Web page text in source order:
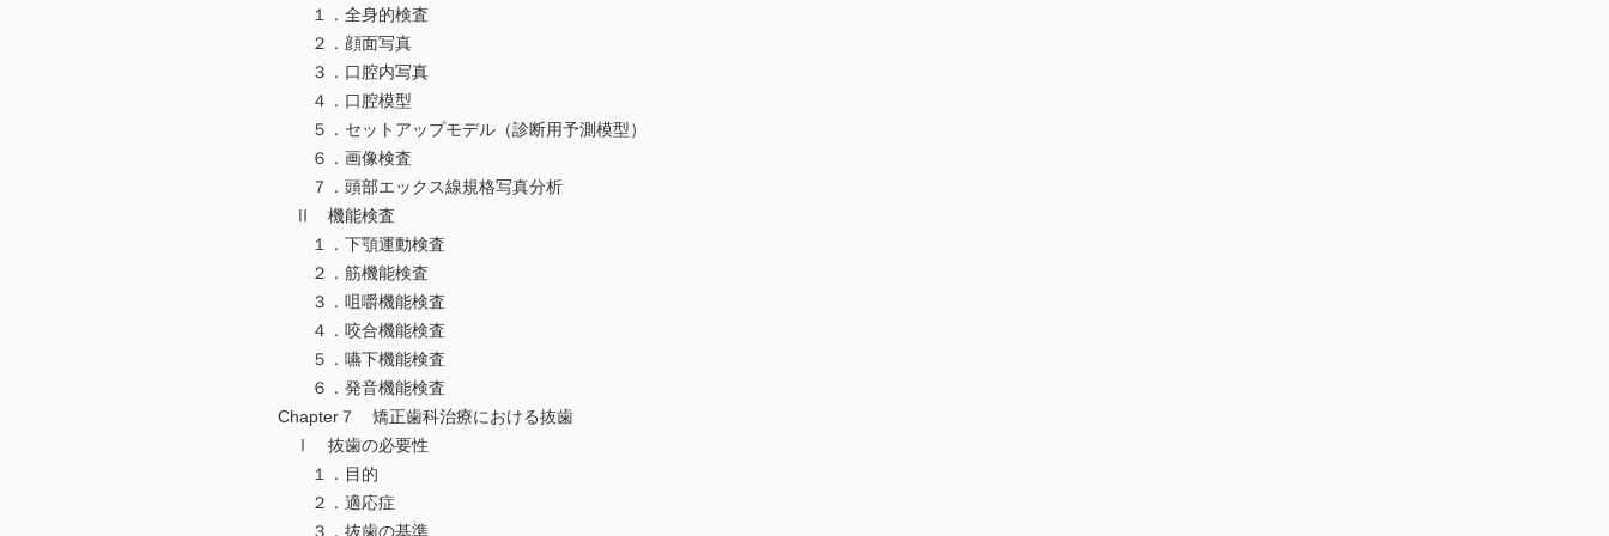
１．全身的検査
２．顔面写真
３．口腔内写真
４．口腔模型
５．セットアップモデル（診断用予測模型）
６．画像検査
７．頭部エックス線規格写真分析
Ⅱ 機能検査
１．下顎運動検査
２．筋機能検査
３．咀嚼機能検査
４．咬合機能検査
５．嚥下機能検査
６．発音機能検査
Chapter７ 矯正歯科治療における抜歯
Ⅰ 抜歯の必要性
１．目的
２．適応症
３．抜歯の基準